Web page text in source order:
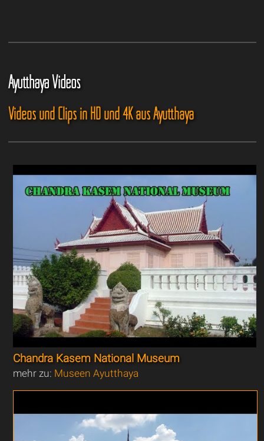
Ayutthaya Videos
Videos und Clips in HD und 4K aus Ayutthaya
Chandra Kasem National Museum
mehr zu: Museen Ayutthaya